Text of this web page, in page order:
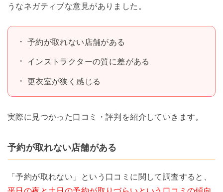
うなネガティブな意見がありました。
予約が取れない店舗がある
インストラクターの質に差がある
更衣室が狭く感じる
実際に見つかった口コミ・評判を紹介していきます。
予約が取れない店舗がある
「予約が取れない」という口コミに関して調査すると、